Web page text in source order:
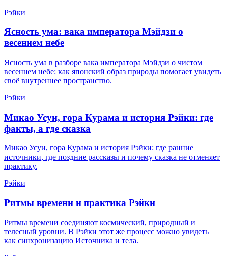
Рэйки
Ясность ума: вака императора Мэйдзи о
весеннем небе
Ясность ума в разборе вака императора Мэйдзи о чистом
весеннем небе: как японский образ природы помогает увидеть
своё внутреннее пространство.
Рэйки
Микао Усуи, гора Курама и история Рэйки: где
факты, а где сказка
Микао Усуи, гора Курама и история Рэйки: где ранние
источники, где поздние рассказы и почему сказка не отменяет
практику.
Рэйки
Ритмы времени и практика Рэйки
Ритмы времени соединяют космический, природный и
телесный уровни. В Рэйки этот же процесс можно увидеть
как синхронизацию Источника и тела.